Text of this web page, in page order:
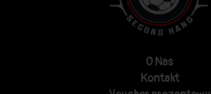
O Nas
Kontakt